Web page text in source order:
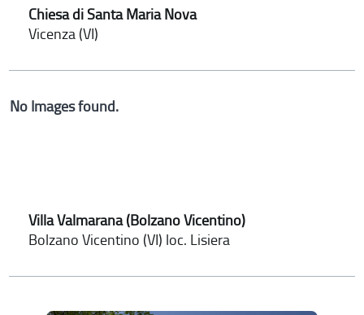
Chiesa di Santa Maria Nova
Vicenza (VI)
No Images found.
Villa Valmarana (Bolzano Vicentino)
Bolzano Vicentino (VI) loc. Lisiera